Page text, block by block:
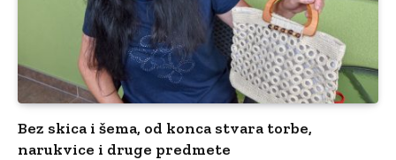
Bez skica i šema, od konca stvara torbe,
narukvice i druge predmete